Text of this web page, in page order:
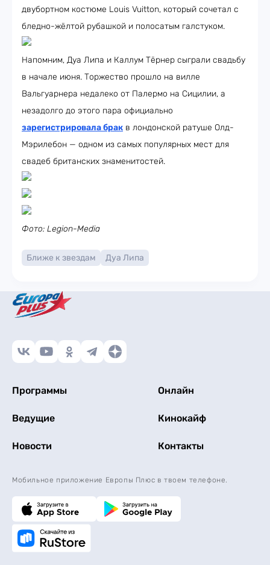
двубортном костюме Louis Vuitton, который сочетал с
бледно-жёлтой рубашкой и полосатым галстуком.
Напомним, Дуа Липа и Каллум Тёрнер сыграли свадьбу
в начале июня. Торжество прошло на вилле
Вальгуарнера недалеко от Палермо на Сицилии, а
незадолго до этого пара официально
зарегистрировала брак в лондонской ратуше Олд-
Мэрилебон — одном из самых популярных мест для
свадеб британских знаменитостей.
Фото: Legion-Media
Ближе к звездам Дуа Липа
Программы Онлайн
Ведущие Кинокайф
Новости Контакты
Мобильное приложение Европы Плюс в твоем телефоне.